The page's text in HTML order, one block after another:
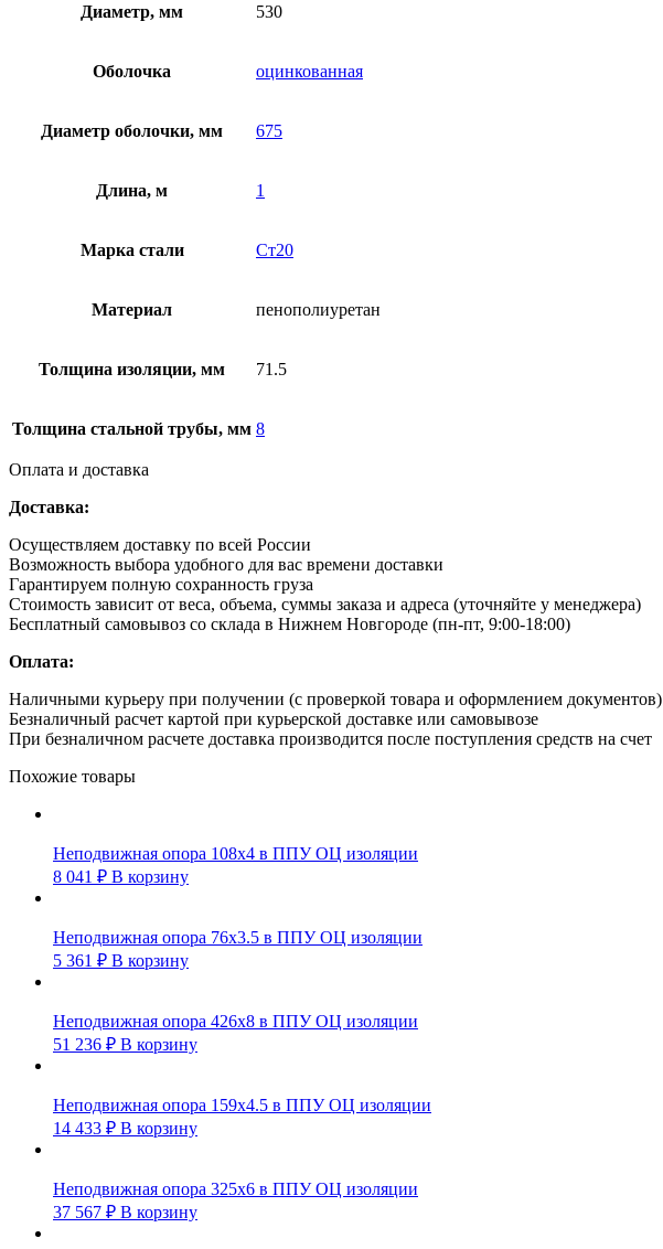
Диаметр, мм 530
Оболочка оцинкованная
Диаметр оболочки, мм 675
Длина, м 1
Марка стали Ст20
Материал пенополиуретан
Толщина изоляции, мм 71.5
Толщина стальной трубы, мм 8
Оплата и доставка
Доставка:
Осуществляем доставку по всей России
Возможность выбора удобного для вас времени доставки
Гарантируем полную сохранность груза
Стоимость зависит от веса, объема, суммы заказа и адреса (уточняйте у менеджера)
Бесплатный самовывоз со склада в Нижнем Новгороде (пн-пт, 9:00-18:00)
Оплата:
Наличными курьеру при получении (с проверкой товара и оформлением документов)
Безналичный расчет картой при курьерской доставке или самовывозе
При безналичном расчете доставка производится после поступления средств на счет
Похожие товары
Неподвижная опора 108х4 в ППУ ОЦ изоляции
8 041 ₽ В корзину
Неподвижная опора 76х3.5 в ППУ ОЦ изоляции
5 361 ₽ В корзину
Неподвижная опора 426х8 в ППУ ОЦ изоляции
51 236 ₽ В корзину
Неподвижная опора 159х4.5 в ППУ ОЦ изоляции
14 433 ₽ В корзину
Неподвижная опора 325х6 в ППУ ОЦ изоляции
37 567 ₽ В корзину